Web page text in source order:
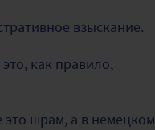
взыскание.
как правило,
это шрам, а в немецком